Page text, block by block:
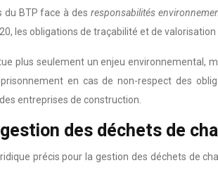
du BTP face à desresponsabilités
les obligations de traçabilité et de
plus seulement un enjeu environnemental,
en cas de non-respect des
entreprises de construction.
des déchets de
précis pour la gestion des déchets de